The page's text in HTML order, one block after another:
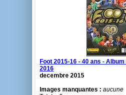
Foot 2015-16 - 40 ans -
2016
decembre 2015
Images manquantes : aucune